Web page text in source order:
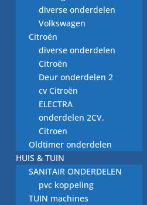
M144, Assy
292258
€20,00
Bij Vewos
goed en
een
diverse onderdelen
Volkswagen
Citroën
diverse onderdelen
Citroën
Deur onderdelen 2
cv Citroën
ELECTRA
onderdelen 2CV,
Citroen
Oldtimer onderdelen
HUIS & TUIN
SANITAIR ONDERDELEN
pvc koppeling
TUIN machines